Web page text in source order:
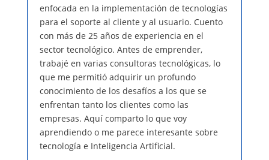
enfocada en la implementación de tecnologías
para el soporte al cliente y al usuario. Cuento
con más de 25 años de experiencia en el
sector tecnológico. Antes de emprender,
trabajé en varias consultoras tecnológicas, lo
que me permitió adquirir un profundo
conocimiento de los desafíos a los que se
enfrentan tanto los clientes como las
empresas. Aquí comparto lo que voy
aprendiendo o me parece interesante sobre
tecnología e Inteligencia Artificial.